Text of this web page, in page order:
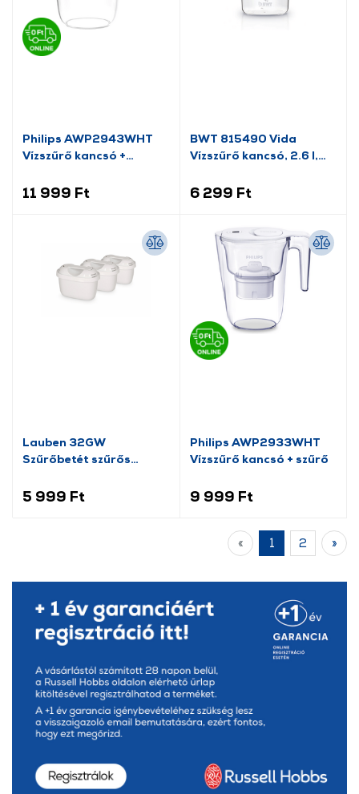
Philips AWP2943WHT
Vízszűrő kancsó +
11 999 Ft
BWT 815490 Vida
Vízszűrő kancsó, 2.6 l,
6 299 Ft
Lauben 32GW
Szűrőbetét szűrős
5 999 Ft
Philips AWP2933WHT
Vízszűrő kancsó + szűrő
9 999 Ft
« 1 2 »